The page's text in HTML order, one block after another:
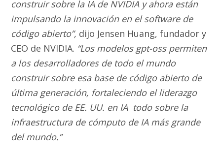
construir sobre la IA de NVIDIA y ahora están
impulsando la innovación en el software de
código abierto”, dijo Jensen Huang, fundador y
CEO de NVIDIA. “Los modelos gpt-oss permiten
a los desarrolladores de todo el mundo
construir sobre esa base de código abierto de
última generación, fortaleciendo el liderazgo
tecnológico de EE. UU. en IA todo sobre la
infraestructura de cómputo de IA más grande
del mundo.”